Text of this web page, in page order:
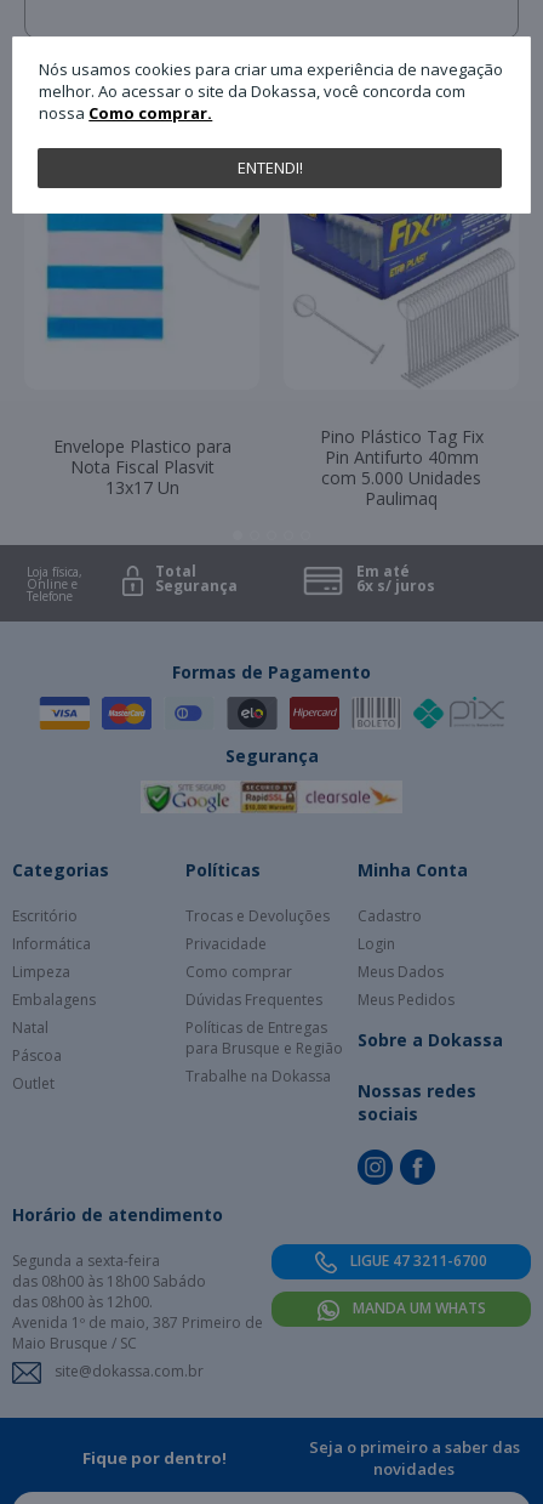
QUEM COMPROU ESTE PRODUTO,
Envelope Plastico para
Nota Fiscal Plasvit
13x17 Un
Pino Plástico Tag Fix
Pin Antifurto 40mm
com 5.000 Unidades
Paulimaq
Loja física,
Online e
Telefone
Total
Segurança
Em até
6x s/ juros
Nós usamos cookies para criar uma experiência de navegação
melhor. Ao acessar o site da Dokassa, você concorda com
nossa Como comprar.
ENTENDI!
Formas de Pagamento
Segurança
Categorias
Escritório
Informática
Limpeza
Embalagens
Natal
Páscoa
Outlet
Políticas
Trocas e Devoluções
Privacidade
Como comprar
Dúvidas Frequentes
Políticas de Entregas
para Brusque e Região
Trabalhe na Dokassa
Minha Conta
Cadastro
Login
Meus Dados
Meus Pedidos
Sobre a Dokassa
Nossas redes
sociais
Horário de atendimento
Segunda a sexta-feira
das 08h00 às 18h00 Sabádo
das 08h00 às 12h00.
Avenida 1º de maio, 387 Primeiro de
Maio Brusque / SC
site@dokassa.com.br
LIGUE 47 3211-6700
MANDA UM WHATS
Fique por dentro!
Seja o primeiro a saber das
novidades